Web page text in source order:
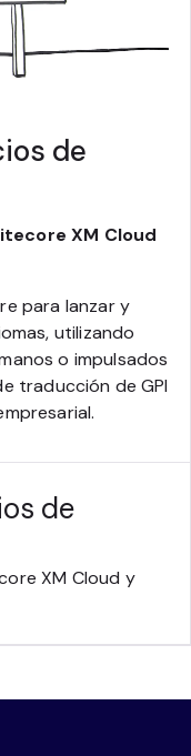
de
XM Cloud
para lanzar y
utilizando
o impulsados
traducción de GPI
de
XM Cloud y